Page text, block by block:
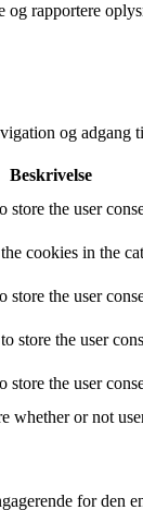
og rapportere
og
Beskrivelse
the user
cookies in the
the user
the user
the user
or not
for